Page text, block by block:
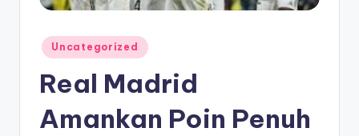
Posted
in
Uncategorized
Real Madrid
Amankan Poin Penuh